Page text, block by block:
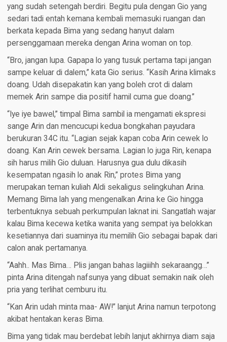
yang sudah setengah berdiri. Begitu pula dengan Gio yang
sedari tadi entah kemana kembali memasuki ruangan dan
berkata kepada Bima yang sedang hanyut dalam
persenggamaan mereka dengan Arina woman on top.
“Bro, jangan lupa. Gapapa lo yang tusuk pertama tapi jangan
sampe keluar di dalem,” kata Gio serius. “Kasih Arina klimaks
doang. Udah disepakatin kan yang boleh crot di dalam
memek Arin sampe dia positif hamil cuma gue doang.”
“Iye iye bawel,” timpal Bima sambil ia mengamati ekspresi
sange Arin dan mencucupi kedua bongkahan payudara
berukuran 34C itu. “Lagian sejak kapan coba Arin cewek lo
doang. Kan Arin cewek bersama. Lagian lo juga Rin, kenapa
sih harus milih Gio duluan. Harusnya gua dulu dikasih
kesempatan ngasih lo anak Rin,” protes Bima yang
merupakan teman kuliah Aldi sekaligus selingkuhan Arina.
Memang Bima lah yang mengenalkan Arina ke Gio hingga
terbentuknya sebuah perkumpulan laknat ini. Sangatlah wajar
kalau Bima kecewa ketika wanita yang sempat iya belokkan
kesetiannya dari suaminya itu memilih Gio sebagai bapak dari
calon anak pertamanya.
“Aahh.. Mas Bima… Plis jangan bahas lagiiihh sekaraangg…”
pinta Arina ditengah nafsunya yang dibuat semakin naik oleh
pria yang terlihat cemburu itu.
“Kan Arin udah minta maa- AW!” lanjut Arina namun terpotong
akibat hentakan keras Bima.
Bima yang tidak mau berdebat lebih lanjut akhirnya diam saja